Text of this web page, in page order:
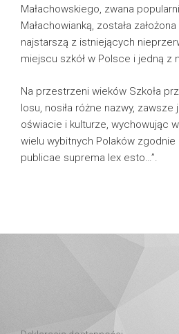
Małachowskiego, zwana
Małachowianką, została
najstarszą z istniejących
miejscu szkół w Polsce i jedną z
Na przestrzeni wieków Szkoła
losu, nosiła różne nazwy, zawsze
oświacie i kulturze, wychowując
wielu wybitnych Polaków zgodnie
publicae suprema lex esto…”.